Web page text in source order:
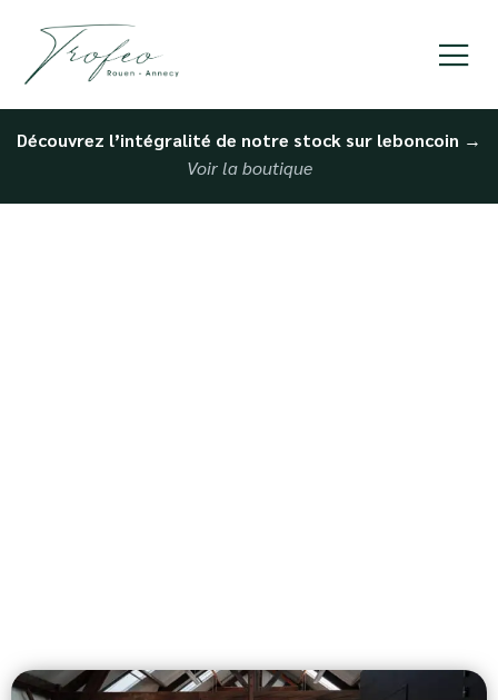
Découvrez l’intégralité de notre stock sur leboncoin →
Voir la boutique